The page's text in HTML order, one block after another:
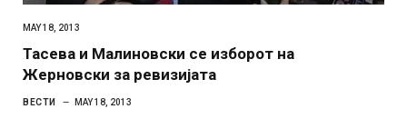
MAY 18, 2013
Тасева и Малиновски се изборот на
Жерновски за ревизијата
ВЕСТИ MAY 18, 2013